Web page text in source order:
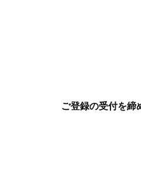
ご登録の受付を締